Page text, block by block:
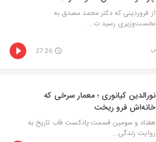
از فروردینی که دکتر محمد مصدق به
نخست‌وزیری رسید ت...
27:26
نورالدین کیانوری ؛ معمار سرخی که
خانه‌اش فرو ریخت
هفتاد و سومین قسمت پادکست قاب تاریخ به
روایت زندگی...